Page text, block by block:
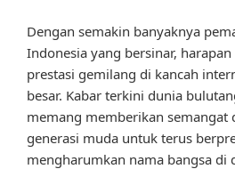
Dengan semakin banyaknya
Indonesia yang bersinar,
prestasi gemilang di kancah
besar. Kabar terkini dunia
memang memberikan semangat
generasi muda untuk terus
mengharumkan nama bangsa di